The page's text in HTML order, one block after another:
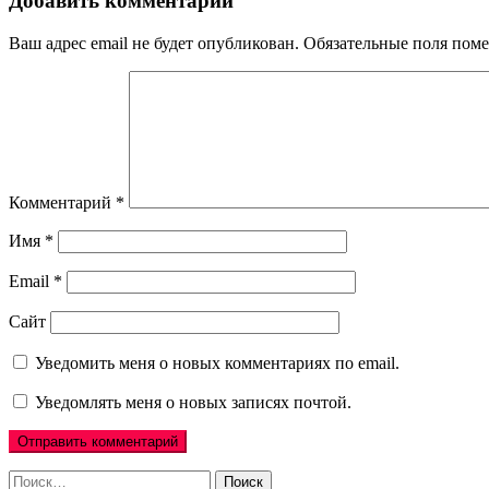
Ваш адрес email не будет опубликован. Обязательные поля
Комментарий *
Имя *
Email *
Сайт
Уведомить меня о новых комментариях по email.
Уведомлять меня о новых записях почтой.
Найти: